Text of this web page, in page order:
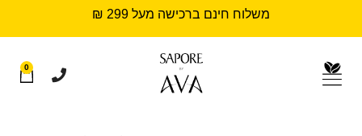
משלוח חינם ברכישה מעל 299 ₪
0